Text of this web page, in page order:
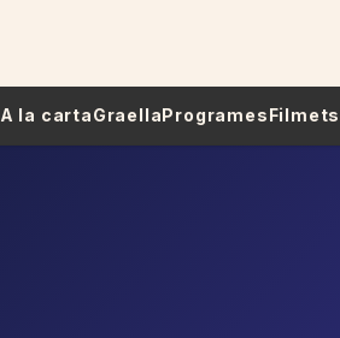
A la cartaGraellaProgramesFilmets